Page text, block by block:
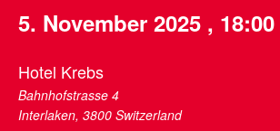
5. November 2025 , 18:00
Hotel Krebs
Bahnhofstrasse 4
Interlaken, 3800 Switzerland